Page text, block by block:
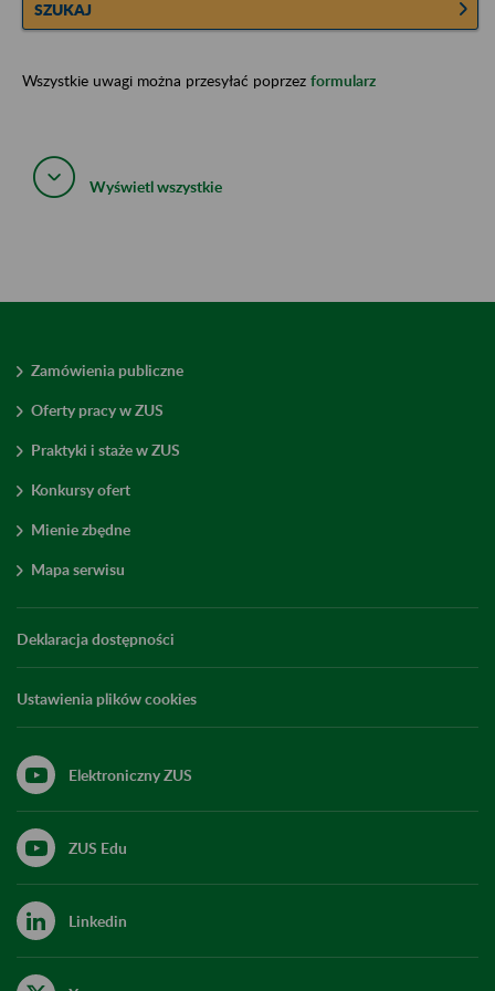
SZUKAJ
Wszystkie uwagi można przesyłać poprzez formularz
Wyświetl wszystkie
Zamówienia publiczne
Oferty pracy w ZUS
Praktyki i staże w ZUS
Konkursy ofert
Mienie zbędne
Mapa serwisu
Deklaracja dostępności
Ustawienia plików cookies
Elektroniczny ZUS
ZUS Edu
Linkedin